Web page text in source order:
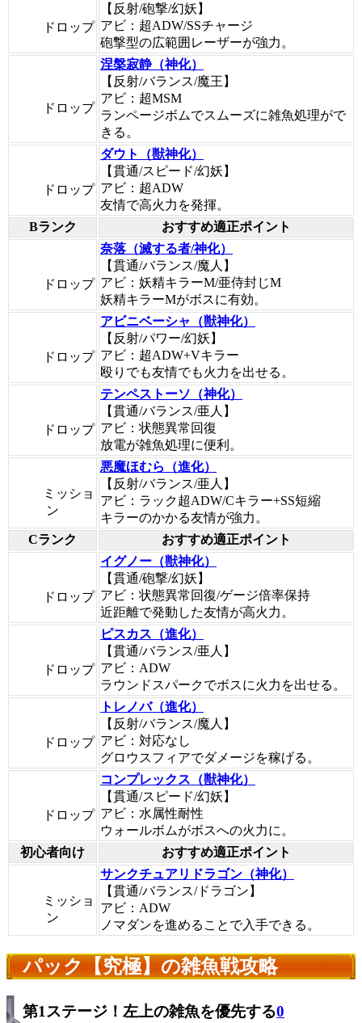
ドロップ
【反射/砲撃/幻妖】
アビ：超ADW/SSチャージ
砲撃型の広範囲レーザーが強力。
ドロップ
涅槃寂静（神化）
【反射/バランス/魔王】
アビ：超MSM
ランページボムでスムーズに雑魚処理がで
きる。
ドロップ
ダウト（獣神化）
【貫通/スピード/幻妖】
アビ：超ADW
友情で高火力を発揮。
Bランク
おすすめ適正ポイント
ドロップ
奈落（滅する者/神化）
【貫通/バランス/魔人】
アビ：妖精キラーM/亜侍封じM
妖精キラーMがボスに有効。
ドロップ
アビニベーシャ（獣神化）
【反射/パワー/幻妖】
アビ：超ADW+Vキラー
殴りでも友情でも火力を出せる。
ドロップ
テンペストーソ（神化）
【貫通/バランス/亜人】
アビ：状態異常回復
放電が雑魚処理に便利。
ミッショ
ン
悪魔ほむら（進化）
【反射/バランス/亜人】
アビ：ラック超ADW/Cキラー+SS短縮
キラーのかかる友情が強力。
Cランク
おすすめ適正ポイント
ドロップ
イグノー（獣神化）
【貫通/砲撃/幻妖】
アビ：状態異常回復/ゲージ倍率保持
近距離で発動した友情が高火力。
ドロップ
ピスカス（進化）
【貫通/バランス/亜人】
アビ：ADW
ラウンドスパークでボスに火力を出せる。
ドロップ
トレノバ（進化）
【反射/バランス/魔人】
アビ：対応なし
グロウスフィアでダメージを稼げる。
ドロップ
コンプレックス（獣神化）
【貫通/スピード/幻妖】
アビ：水属性耐性
ウォールボムがボスへの火力に。
初心者向け
おすすめ適正ポイント
ミッショ
ン
サンクチュアリドラゴン（神化）
【貫通/バランス/ドラゴン】
アビ：ADW
ノマダンを進めることで入手できる。
パック【究極】の雑魚戦攻略
第1ステージ！左上の雑魚を優先する0